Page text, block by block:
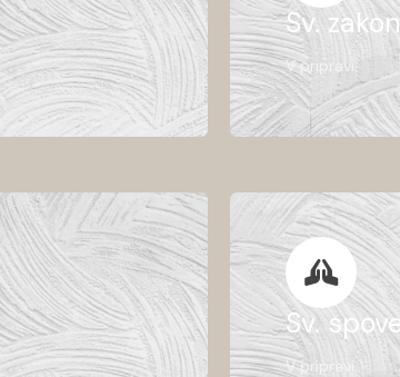
Sv.
V pripravi.
Sv.
V pripravi.